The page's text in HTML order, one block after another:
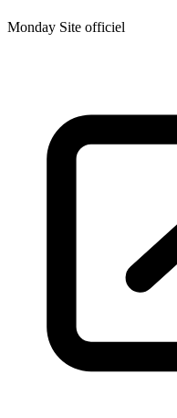
Monday Site officiel